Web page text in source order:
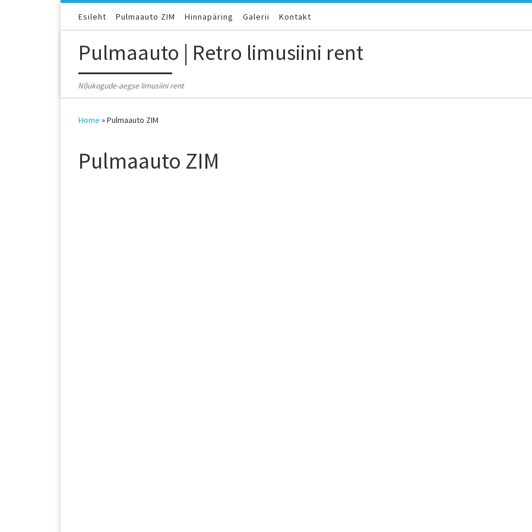
Esileht Pulmaauto ZIM Hinnapäring Galerii Kontakt
Pulmaauto | Retro limusiini rent
Nõukogude-aegse limusiini rent
Home »Pulmaauto ZIM
Pulmaauto ZIM